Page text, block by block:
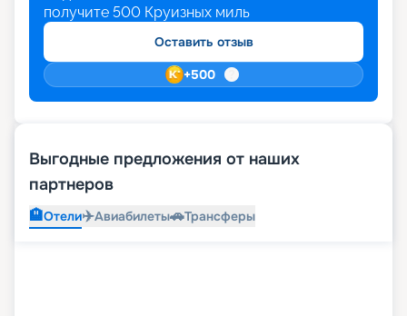
получите 500 Круизных миль
Оставить отзыв
+500
Выгодные предложения от наших
партнеров
🏨Отели✈️Авиабилеты🚗Трансферы